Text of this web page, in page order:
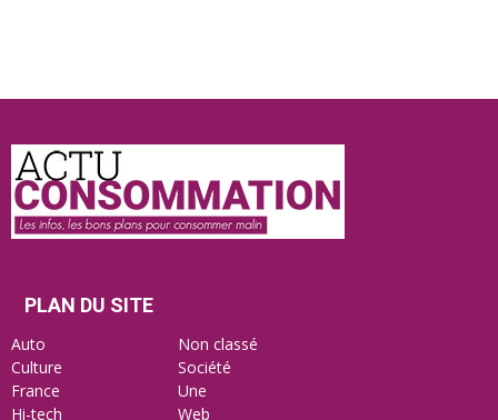
PLAN DU SITE
Auto
Non classé
Culture
Société
France
Une
Hi-tech
Web